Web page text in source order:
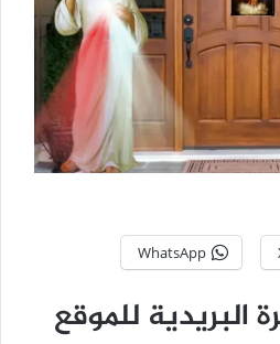
WhatsApp
البريدية للموقع